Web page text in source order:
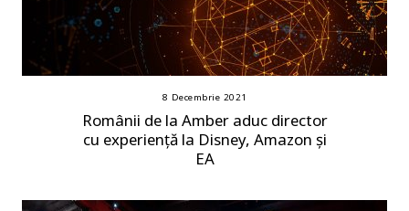
8 Decembrie 2021
Românii de la Amber aduc director
cu experiență la Disney, Amazon și
EA